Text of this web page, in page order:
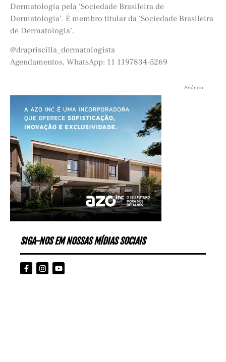
Dermatologia pela ‘Sociedade Brasileira de
Dermatologia’. É membro titular da ‘Sociedade Brasileira
de Dermatologia’.
@drapriscilla_dermatologista
Agendamentos, WhatsApp: 11 1197834-5269
Anúncio
SIGA-NOS EM NOSSAS MÍDIAS SOCIAIS